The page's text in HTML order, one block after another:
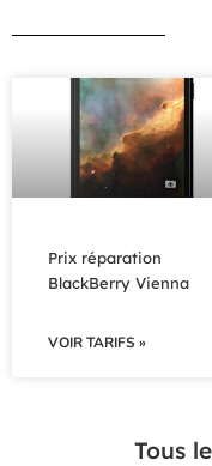
Prix réparation
BlackBerry Vienna
VOIR TARIFS »
Tous